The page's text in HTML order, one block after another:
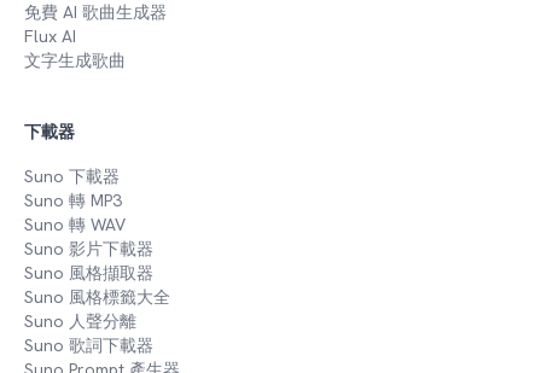
免費 AI 歌曲生成器
Flux AI
文字生成歌曲
下載器
Suno 下載器
Suno 轉 MP3
Suno 轉 WAV
Suno 影片下載器
Suno 風格擷取器
Suno 風格標籤大全
Suno 人聲分離
Suno 歌詞下載器